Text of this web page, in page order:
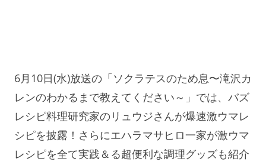
6月10日(水)放送の「ソクラテスのため息〜滝沢カ
レンのわかるまで教えてください～」では、バズ
レシピ料理研究家のリュウジさんが爆速激ウマレ
シピを披露！さらにエハラマサヒロ一家が激ウマ
レシピを全て実践＆る超便利な調理グッズも紹介